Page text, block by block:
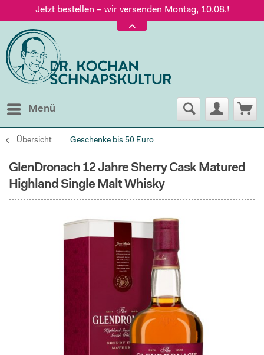
Jetzt bestellen – wir versenden Montag, 10.08.!
Versand nur 5,60 €, gratis ab 95 € Warenwert
Jetzt bestellen – wir versenden Montag, 10.08.!
Menü
Übersicht Geschenke bis 50 Euro
GlenDronach 12 Jahre Sherry Cask Matured
Highland Single Malt Whisky